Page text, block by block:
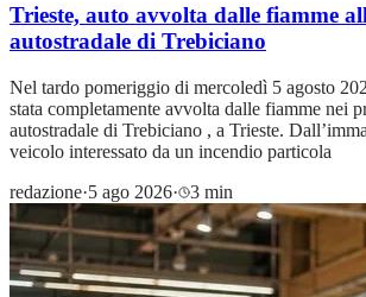
Trieste, auto avvolta dalle fiamme
autostradale di Trebiciano
Nel tardo pomeriggio di mercoledì 5 agosto
stata completamente avvolta dalle fiamme nei
autostradale di Trebiciano , a Trieste.
veicolo interessato da un incendio particola
redazione·5 ago 2026· 3 min